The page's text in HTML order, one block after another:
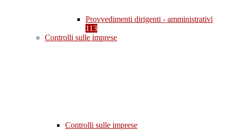
Provvedimenti dirigenti - amministrativi
113
Controlli sulle imprese
Controlli sulle imprese